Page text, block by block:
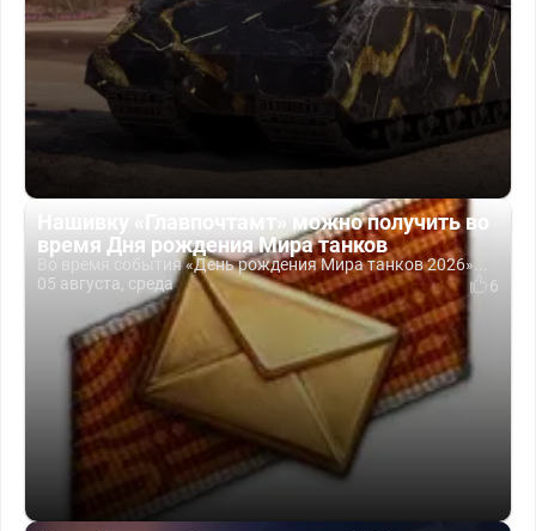
Нашивку «Главпочтамт» можно получить во
время Дня рождения Мира танков
Во время события «День рождения Мира танков 2026»...
05 августа, среда
6